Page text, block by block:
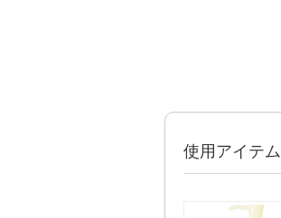
使用アイテム